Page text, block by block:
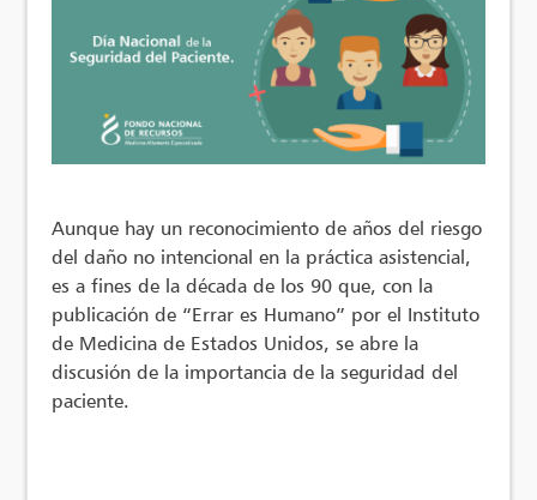
Aunque hay un reconocimiento de años del riesgo
del daño no intencional en la práctica asistencial,
es a fines de la década de los 90 que, con la
publicación de “Errar es Humano” por el Instituto
de Medicina de Estados Unidos, se abre la
discusión de la importancia de la seguridad del
paciente.